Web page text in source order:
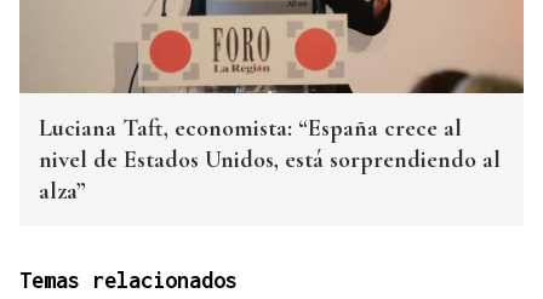
Luciana Taft, economista: “España crece al
nivel de Estados Unidos, está sorprendiendo al
alza”
Temas relacionados